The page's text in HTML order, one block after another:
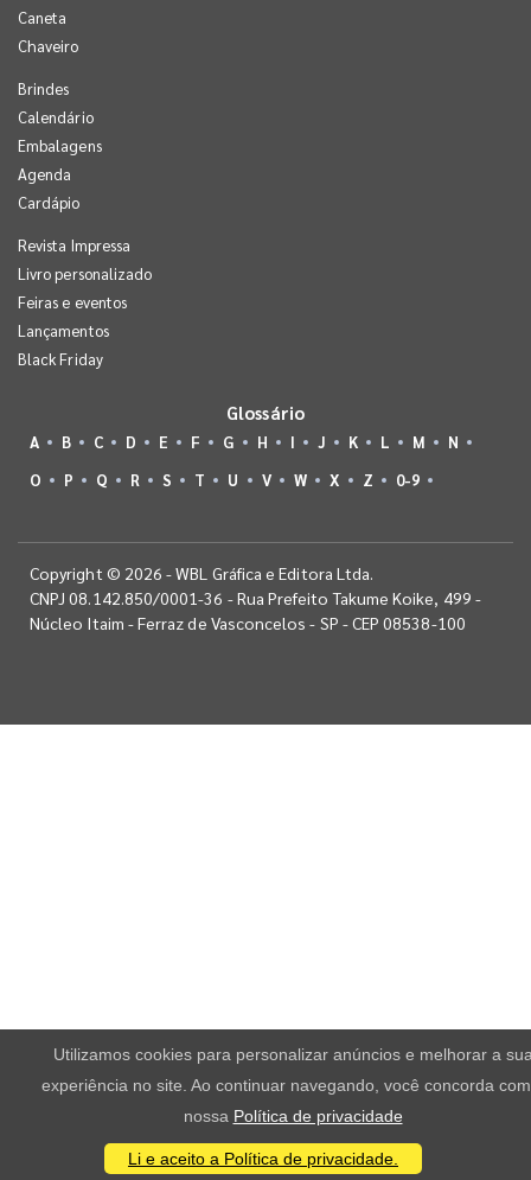
Caneta
Chaveiro
Brindes
Calendário
Embalagens
Agenda
Cardápio
Revista Impressa
Livro personalizado
Feiras e eventos
Lançamentos
Black Friday
Glossário
A B C D E F G H I J K L M
N
O
P Q R S T U V W X Z 0-9
Copyright © 2026 - WBL Gráfica e Editora Ltda.
CNPJ 08.142.850/0001-36 - Rua Prefeito Takume Koike, 499 -
Núcleo Itaim - Ferraz de Vasconcelos - SP - CEP 08538-100
Utilizamos cookies para personalizar anúncios e melhorar a
experiência no site. Ao continuar navegando, você concorda
nossa Política de privacidade
Li e aceito a Política de privacidade.